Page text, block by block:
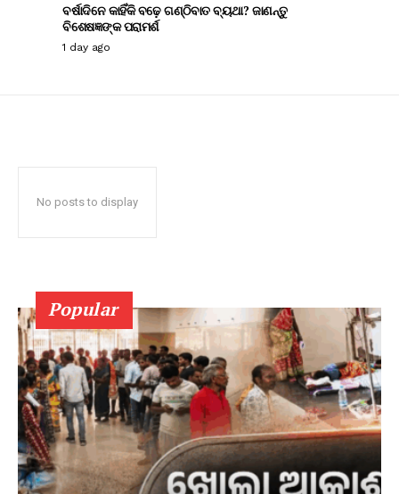
ବର୍ଷାଦିନେ କାହିଁକି ବଢ଼େ ଗଣ୍ଠିବାତ ବ୍ୟଥା? ଜାଣନ୍ତୁ
ବିଶେଷଜ୍ଞଙ୍କ ପରାମର୍ଶ
1 day ago
No posts to display
Popular